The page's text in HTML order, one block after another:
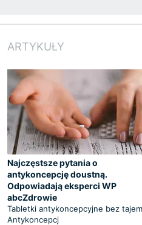
ARTYKUŁY
Najczęstsze pytania o
antykoncepcję doustną.
Odpowiadają eksperci WP
abcZdrowie
Tabletki antykoncepcyjne bez
Antykoncepcj